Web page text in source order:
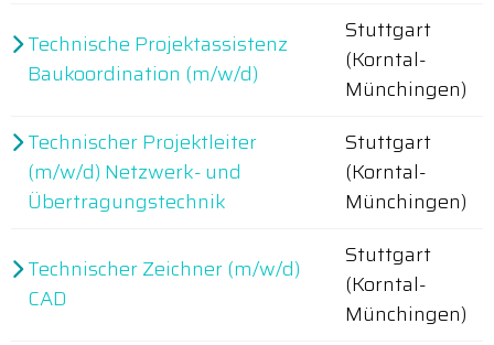
Technische Projektassistenz
Baukoordination (m/w/d)
Stuttgart
(Korntal-
Münchingen)
Technischer Projektleiter
(m/w/d) Netzwerk- und
Übertragungstechnik
Stuttgart
(Korntal-
Münchingen)
Technischer Zeichner (m/w/d)
CAD
Stuttgart
(Korntal-
Münchingen)